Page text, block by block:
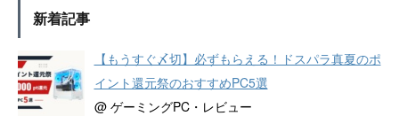
新着記事
【もうすぐ〆切】必ずもらえる！ドスパラ真夏のポ
イント還元祭のおすすめPC5選
@ ゲーミングPC・レビュー